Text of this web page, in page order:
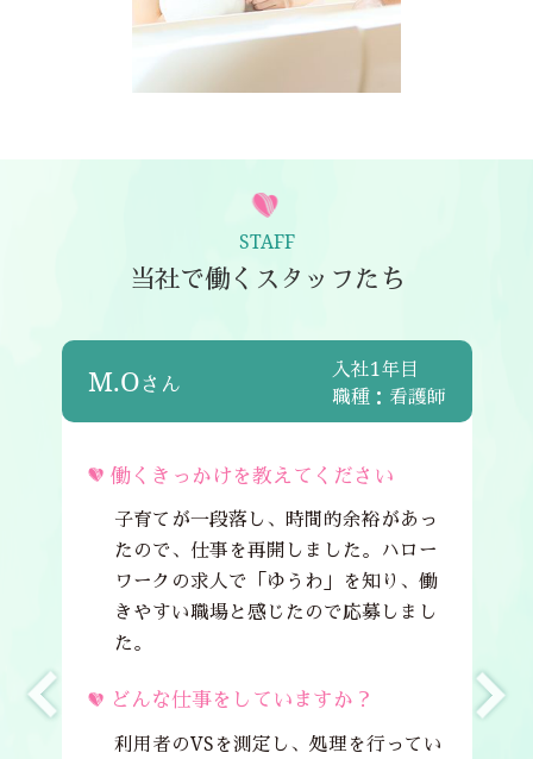
STAFF
当社で働くスタッフたち
M.Oさん
入社1年目
職種：看護師
働くきっかけを教えてください
子育てが一段落し、時間的余裕があっ
たので、仕事を再開しました。ハロー
ワークの求人で「ゆうわ」を知り、働
きやすい職場と感じたので応募しまし
た。
どんな仕事をしていますか？
利用者のVSを測定し、処理を行ってい